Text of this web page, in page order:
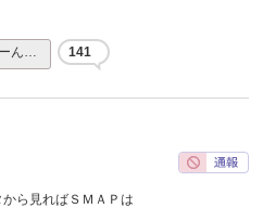
ん… 141
ら見ればＳＭＡＰは